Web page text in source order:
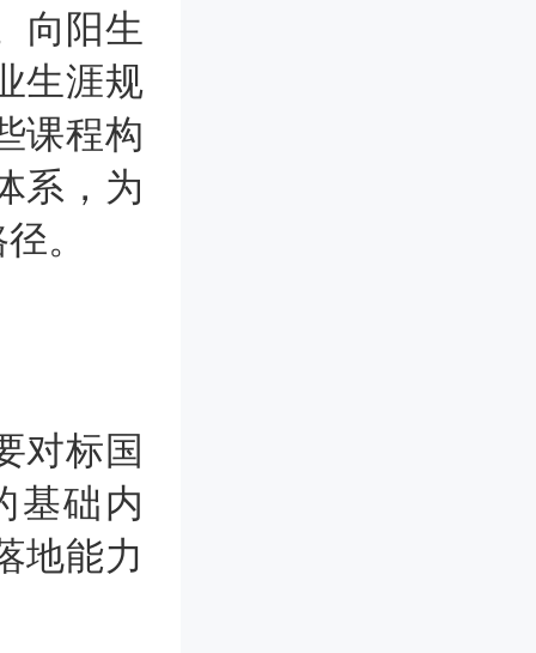
向阳生
生涯规
课程构
系，为
。
对标国
基础内
地能力